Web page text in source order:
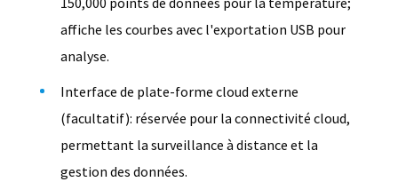
affiche les courbes avec l'exportation USB pour
analyse.
Interface de plate-forme cloud externe
(facultatif): réservée pour la connectivité cloud,
permettant la surveillance à distance et la
gestion des données.